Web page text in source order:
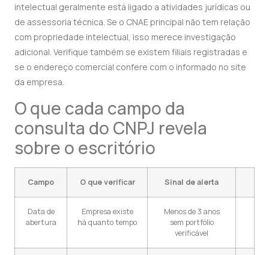
intelectual geralmente está ligado a atividades jurídicas ou
de assessoria técnica. Se o CNAE principal não tem relação
com propriedade intelectual, isso merece investigação
adicional. Verifique também se existem filiais registradas e
se o endereço comercial confere com o informado no site
da empresa.
O que cada campo da
consulta do CNPJ revela
sobre o escritório
Campo O que verificar Sinal de alerta
Data de
abertura
Empresa existe
há quanto tempo
Menos de 3 anos
sem portfólio
verificável